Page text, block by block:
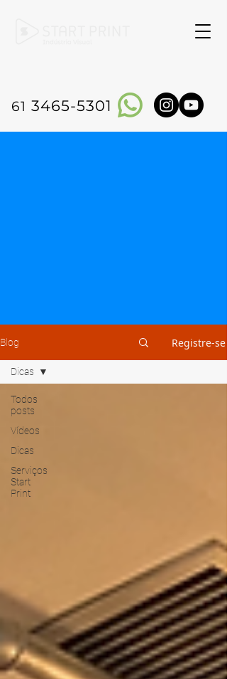
61 3465-5301
Blog Registre-se
Todos
posts
Vídeos
Dicas
Serviços
Start
Print
Dicas